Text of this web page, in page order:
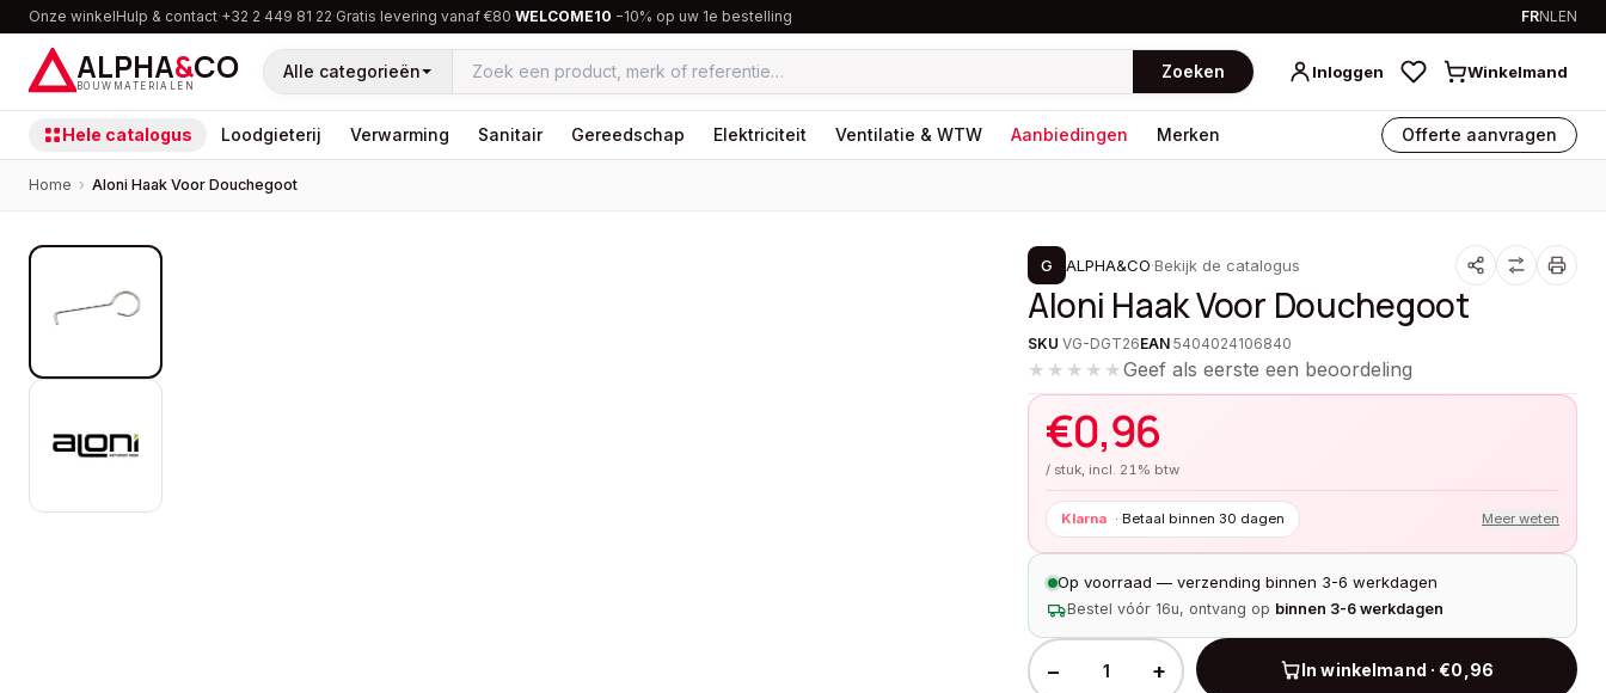
Onze winkelHulp & contact·+32 2 449 81 22·Gratis levering vanaf €80·WELCOME10 −10% op uw 1e bestelling FRNLEN
ALPHA&CO
BOUWMATERIALEN
Alle categorieën Zoeken Inloggen Winkelmand
Hele catalogus Loodgieterij Verwarming Sanitair Gereedschap Elektriciteit Ventilatie & WTW Aanbiedingen Merken Offerte aanvragen
Home › Aloni Haak Voor Douchegoot
G ALPHA&CO·Bekijk de catalogus
Aloni Haak Voor Douchegoot
SKU VG-DGT26EAN 5404024106840
★★★★★Geef als eerste een beoordeling
€0,96
/ stuk, incl. 21% btw
Klarna · Betaal binnen 30 dagen Meer weten
Op voorraad — verzending binnen 3-6 werkdagen
Bestel vóór 16u, ontvang op binnen 3-6 werkdagen
− + In winkelmand · €0,96